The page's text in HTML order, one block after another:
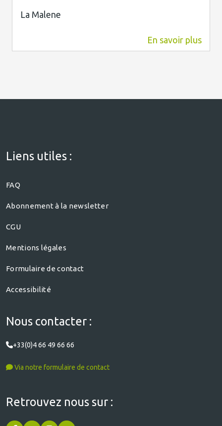
La Malene
En savoir plus
Liens utiles :
FAQ
Abonnement à la newsletter
CGU
Mentions légales
Formulaire de contact
Accessibilité
Nous contacter :
+33(0)4 66 49 66 66
Via notre formulaire de contact
Retrouvez nous sur :